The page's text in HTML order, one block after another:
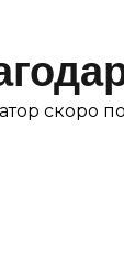
скоро